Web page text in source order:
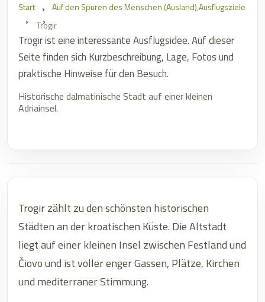
Start Auf den Spuren des Menschen (Ausland),Ausflugsziele
Trogir
Trogir ist eine interessante Ausflugsidee. Auf dieser
Seite finden sich Kurzbeschreibung, Lage, Fotos und
praktische Hinweise für den Besuch.
Historische dalmatinische Stadt auf einer kleinen
Adriainsel.
Trogir zählt zu den schönsten historischen
Städten an der kroatischen Küste. Die Altstadt
liegt auf einer kleinen Insel zwischen Festland und
Čiovo und ist voller enger Gassen, Plätze, Kirchen
und mediterraner Stimmung.